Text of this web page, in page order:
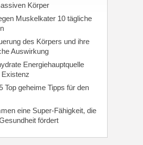
Körper
Muskelkater 10 tägliche
des Körpers und ihre
Auswirkung
Energiehauptquelle
Top geheime Tipps für den
eine Super-Fähigkeit, die
fördert